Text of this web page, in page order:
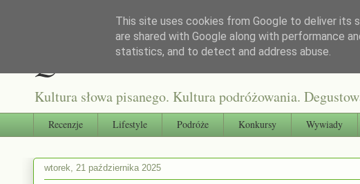
Qultura słowa
Kultura słowa pisanego. Kultura podróżowania.
Recenzje Lifestyle Podróże Konkursy Wywiady
wtorek, 21 października 2025
This site uses cookies from Google to deliver its
are shared with Google along with performance
statistics, and to detect and address abuse.